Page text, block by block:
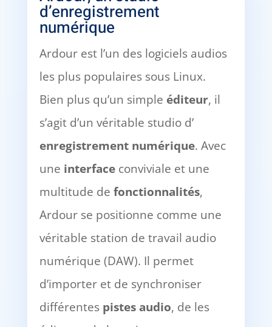
d’enregistrement
numérique
Ardour est l’un des logiciels audios
les plus populaires sous Linux.
Bien plus qu’un simple éditeur, il
s’agit d’un véritable studio d’
enregistrement numérique. Avec
une interfaceconviviale et une
multitude de fonctionnalités,
Ardour se positionne comme une
véritable station de travail audio
numérique (DAW). Il permet
d’importer et de synchroniser
différentes pistes audio, de les